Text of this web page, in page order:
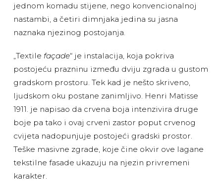
jednom komadu stijene, nego konvencionalnoj
nastambi, a četiri dimnjaka jedina su jasna
naznaka njezinog postojanja.
„Textile façade“ je instalacija, koja pokriva
postojeću prazninu između dviju zgrada u gustom
gradskom prostoru. Tek kad je nešto skriveno,
ljudskom oku postane zanimljivo. Henri Matisse
1911. je napisao da crvena boja intenzivira druge
boje pa tako i ovaj crveni zastor poput crvenog
cvijeta nadopunjuje postojeći gradski prostor.
Teške masivne zgrade, koje čine okvir ove lagane
tekstilne fasade ukazuju na njezin privremeni
karakter.